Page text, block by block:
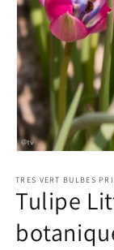
média
1
dans
fenêtre
modale
TRES VERT BULBES
Tulipe